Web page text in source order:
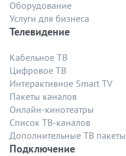
Оборудование
Услуги для бизнеса
Телевидение
Кабельное ТВ
Цифровое ТВ
Интерактивное Smart TV
Пакеты каналов
Онлайн-кинотеатры
Список ТВ-каналов
Дополнительные ТВ пакеты
Подключение